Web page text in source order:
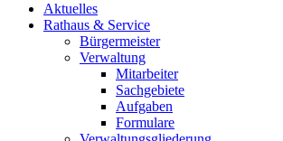
Aktuelles
Rathaus & Service
Bürgermeister
Verwaltung
Mitarbeiter
Sachgebiete
Aufgaben
Formulare